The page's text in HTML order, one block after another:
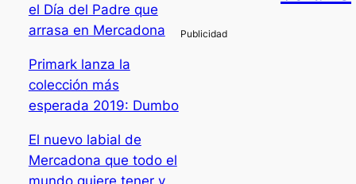
el Día del Padre que
arrasa en Mercadona
Primark lanza la
colección más
esperada 2019: Dumbo
El nuevo labial de
Mercadona que todo el
mundo quiere tener y